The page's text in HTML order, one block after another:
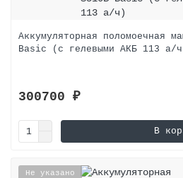
Аккумуляторная поломоечная
Basic (с гелевыми АКБ 113 а/
300700 ₽
В
Не указано